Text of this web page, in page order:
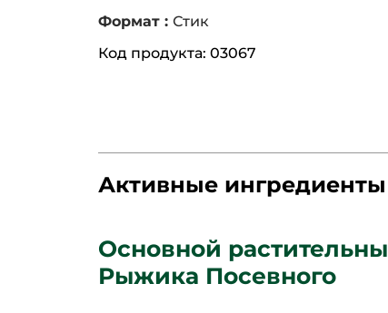
Формат : Стик
Код продукта: 03067
Активные ингредиенты
Основной
Рыжика Посевного